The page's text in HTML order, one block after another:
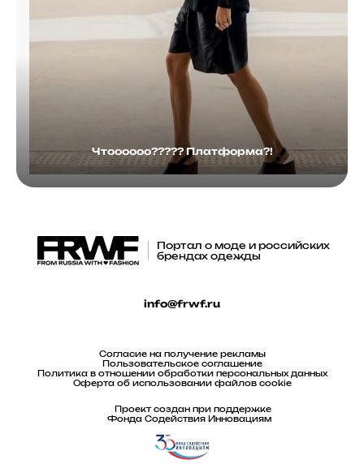
Чтоооооо????? Платформа?!
Портал о моде и российских
брендах одежды
info@frwf.ru
Согласие на получение рекламы
Пользовательское соглашение
Политика в отношении обработки персональных данных
Оферта об использовании файлов cookie
Проект создан при поддержке
Фонда Содействия Инновациям